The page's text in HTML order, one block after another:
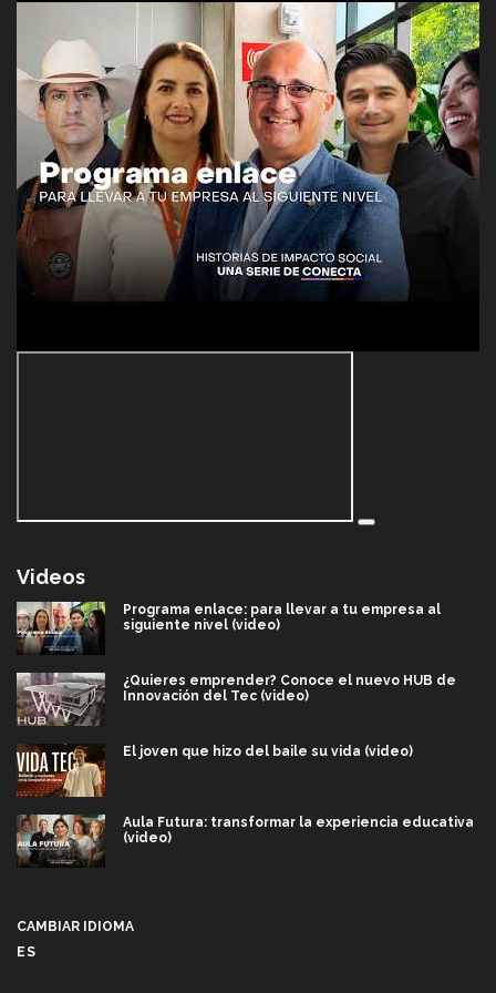
Videos
Programa enlace: para llevar a tu empresa al
siguiente nivel (video)
¿Quieres emprender? Conoce el nuevo HUB de
Innovación del Tec (video)
El joven que hizo del baile su vida (video)
Aula Futura: transformar la experiencia educativa
(video)
CAMBIAR IDIOMA
ES